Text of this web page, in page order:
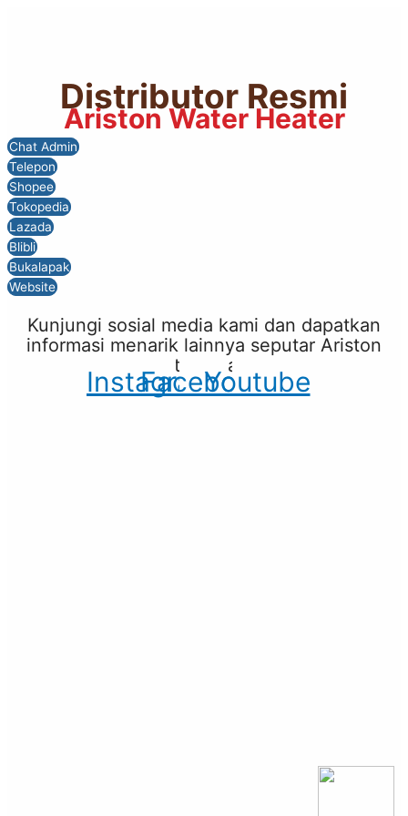
Distributor Resmi
Ariston Water Heater
Chat Admin
Telepon
Shopee
Tokopedia
Lazada
Blibli
Bukalapak
Website
Kunjungi sosial media kami dan dapatkan
informasi menarik lainnya seputar Ariston
Water Heater
Instagram
Facebook
Youtube